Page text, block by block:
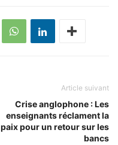
Article suivant
Crise anglophone : Les
enseignants réclament la
paix pour un retour sur les
bancs